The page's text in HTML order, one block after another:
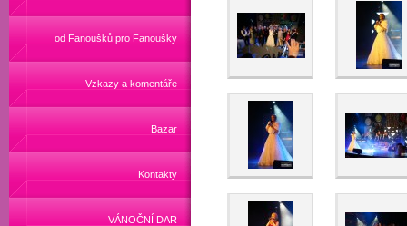
od Fanoušků pro Fanoušky
Vzkazy a komentáře
Bazar
Kontakty
VÁNOČNÍ DAR